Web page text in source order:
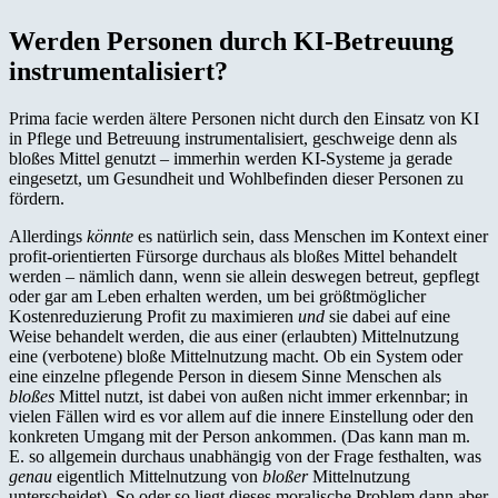
Werden Personen durch KI-Betreuung
instrumentalisiert?
Prima facie werden ältere Personen nicht durch den Einsatz von KI
in Pflege und Betreuung instrumentalisiert, geschweige denn als
bloßes Mittel genutzt – immerhin werden KI-Systeme ja gerade
eingesetzt, um Gesundheit und Wohlbefinden dieser Personen zu
fördern.
Allerdings könnte es natürlich sein, dass Menschen im Kontext einer
profit-orientierten Fürsorge durchaus als bloßes Mittel behandelt
werden – nämlich dann, wenn sie allein deswegen betreut, gepflegt
oder gar am Leben erhalten werden, um bei größtmöglicher
Kostenreduzierung Profit zu maximieren und sie dabei auf eine
Weise behandelt werden, die aus einer (erlaubten) Mittelnutzung
eine (verbotene) bloße Mittelnutzung macht. Ob ein System oder
eine einzelne pflegende Person in diesem Sinne Menschen als
bloßes Mittel nutzt, ist dabei von außen nicht immer erkennbar; in
vielen Fällen wird es vor allem auf die innere Einstellung oder den
konkreten Umgang mit der Person ankommen. (Das kann man m.
E. so allgemein durchaus unabhängig von der Frage festhalten, was
genau eigentlich Mittelnutzung von bloßerMittelnutzung